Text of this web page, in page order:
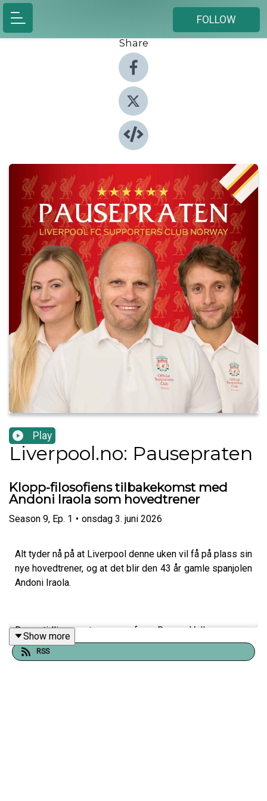
FOLLOW
Share
Play
Liverpool.no: Pausepraten
Klopp-filosofiens tilbakekomst med
Andoni Iraola som hovedtrener
Season 9, Ep. 1 • onsdag 3. juni 2026
Alt tyder nå på at Liverpool denne uken vil få på plass sin
nye hovedtrener, og at det blir den 43 år gamle spanjolen
Andoni Iraola.
Den tidligere treneren for Rayo Vallecano og
Bournemouth skal ha blitt enig om en to-årsavtale med
Liverpool, og mye tyder på at han får rollen som
Show more
RSS